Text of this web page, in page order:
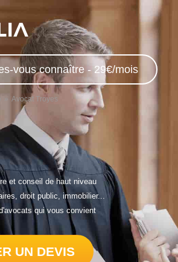
vous connaître - 29€/mois
Avocat Troyes
et conseil de haut niveau
droit public, immobilier...
qui vous convient
UN DEVIS